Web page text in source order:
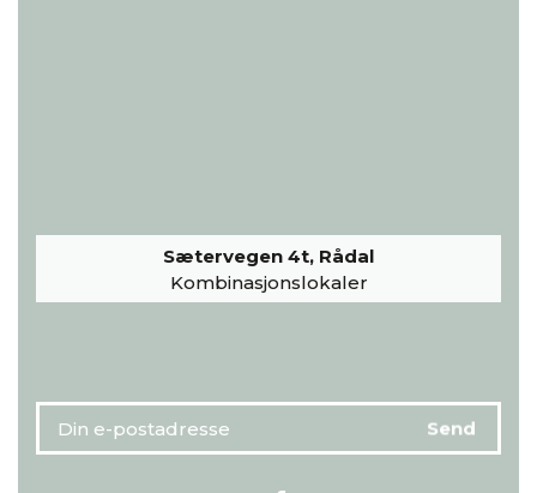
Sætervegen 4t, Rådal
Kombinasjonslokaler